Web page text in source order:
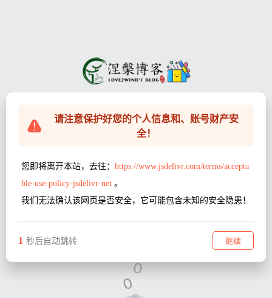
请注意保护好您的个人信息和、账号财产安
全！
您即将离开本站，去往： https://www.jsdelivr.com/terms/accepta
ble-use-policy-jsdelivr-net 。
我们无法确认该网页是否安全，它可能包含未知的安全隐患！
1 秒后自动跳转 继续